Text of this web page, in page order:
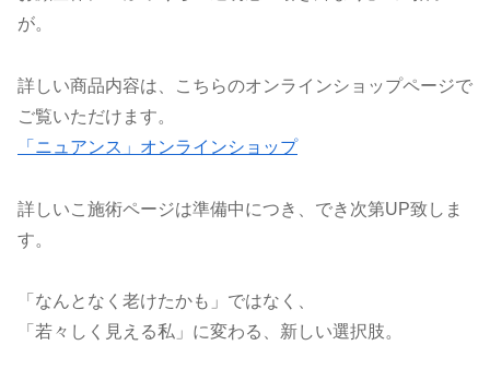
が。
詳しい商品内容は、こちらのオンラインショップページで
ご覧いただけます。
「ニュアンス」オンラインショップ
詳しいこ施術ページは準備中につき、でき次第UP致しま
す。
「なんとなく老けたかも」ではなく、
「若々しく見える私」に変わる、新しい選択肢。